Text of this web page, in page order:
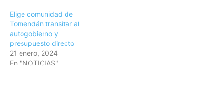
Elige comunidad de
Tomendán transitar al
autogobierno y
presupuesto directo
21 enero, 2024
En "NOTICIAS"